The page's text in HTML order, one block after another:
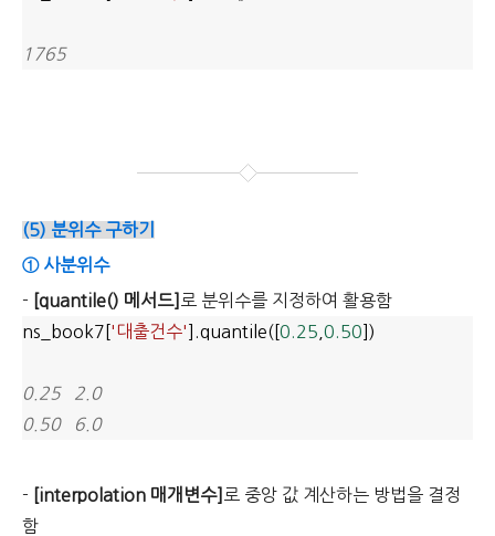
1765
(5) 분위수 구하기
① 사분위수
-
[quantile() 메서드] 로 분위수를 지정하여 활용함
ns_book7[ '대출건수' ].quantile([ 0.25 0.50 ])
0.25 2.0
0.50 6.0
- [interpolation 매개변수] 로 중앙 값 계산하는 방법을 결정
함